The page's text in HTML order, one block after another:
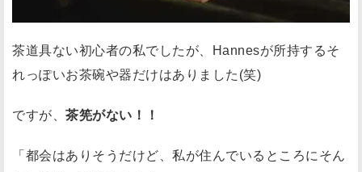
茶道具ない初心者の私でしたが、Hannesが所持するそ
れっぽいお茶碗や器だけはありました(笑)
ですが、 茶筅がない！！
「都会はありそうだけど、私が住んでいるところにそん